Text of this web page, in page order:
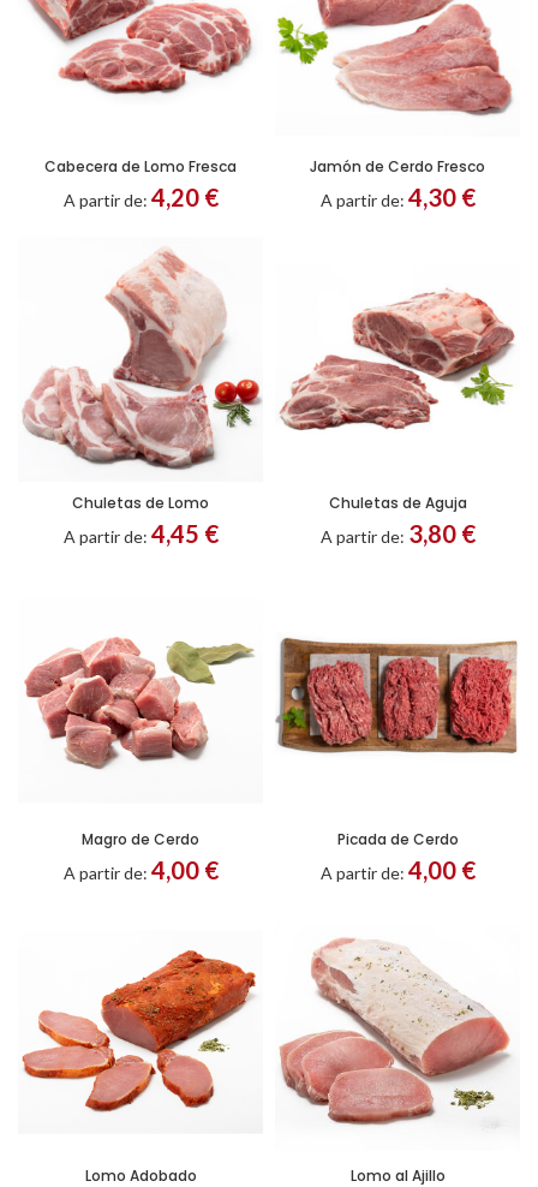
Entero Filetes
Cabecera de Lomo Fresca
A partir de: 4,20 €
Entero Filetes
Jamón de Cerdo Fresco
A partir de: 4,30 €
Chuletas de Lomo
A partir de: 4,45 €
Chuletas de Aguja
A partir de: 3,80 €
Entero Troceado
Magro de Cerdo
A partir de: 4,00 €
Picada de Cerdo
A partir de: 4,00 €
Filetes Porción
Lomo Adobado
Filetes Porción
Lomo al Ajillo